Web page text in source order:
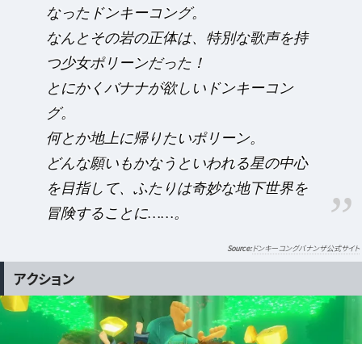
なったドンキーコング。
なんとその岩の正体は、特別な歌声を持
つ少女ポリーンだった！
とにかくバナナが欲しいドンキーコン
グ。
何とか地上に帰りたいポリーン。
どんな願いもかなうといわれる星の中心
を目指して、ふたりは奇妙な地下世界を
冒険することに……。
ドンキーコングバナンザ公式サイト
アクション